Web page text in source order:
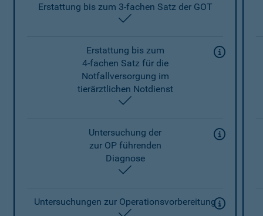
Erstattung bis zum 3-fachen Satz der GOT
Erstattung bis zum
4-fachen Satz für die
Notfallversorgung im
tierärztlichen Notdienst
Untersuchung der
zur OP führenden
Diagnose
Untersuchungen zur Operationsvorbereitung